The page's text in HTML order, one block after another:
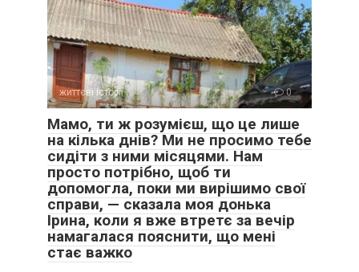
— Не хочу сварок.
— А вони цього й навчилися. Знають, що ти все одно
погодишся.
Мені було прикро це чути.
життєві історії 0
Мамо, ти ж розумієш, що це лише
на кілька днів? Ми не просимо тебе
сидіти з ними місяцями. Нам
просто потрібно, щоб ти
допомогла, поки ми вирішимо свої
справи, — сказала моя донька
Ірина, коли я вже втретє за вечір
намагалася пояснити, що мені
стає важко